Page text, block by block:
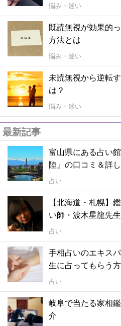
悩み・迷い
既読無視が効果的
方法とは
悩み・迷い
未読無視から逆転
は？
悩み・迷い
最新記事
富山県にある占い
陸』の口コミ＆詳
占い
【北海道・札幌】
い師・波木星龍先
占い
手相占いのエキス
生に占ってもらう
占い
岐阜で当たる家相
介